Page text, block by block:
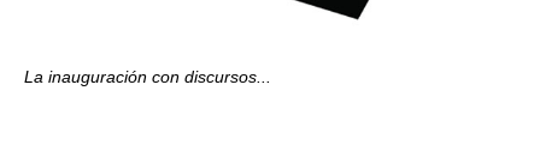
La inauguración con discursos...